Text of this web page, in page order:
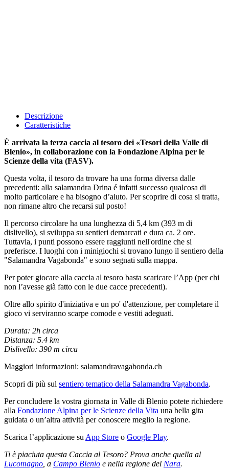
Descrizione
Caratteristiche
È arrivata la terza caccia al tesoro dei «Tesori della Valle di
Blenio», in collaborazione con la Fondazione Alpina per le
Scienze della vita (FASV).
Questa volta, il tesoro da trovare ha una forma diversa dalle
precedenti: alla salamandra Drina é infatti successo qualcosa di
molto particolare e ha bisogno d’aiuto. Per scoprire di cosa si tratta,
non rimane altro che recarsi sul posto!
Il percorso circolare ha una lunghezza di 5,4 km (393 m di
dislivello), si sviluppa su sentieri demarcati e dura ca. 2 ore.
Tuttavia, i punti possono essere raggiunti nell'ordine che si
preferisce. I luoghi con i minigiochi si trovano lungo il sentiero della
"Salamandra Vagabonda" e sono segnati sulla mappa.
Per poter giocare alla caccia al tesoro basta scaricare l’App (per chi
non l’avesse già fatto con le due cacce precedenti).
Oltre allo spirito d'iniziativa e un po' d'attenzione, per completare il
gioco vi serviranno scarpe comode e vestiti adeguati.
Durata: 2h circa
Distanza: 5.4 km
Dislivello: 390 m circa
Maggiori informazioni: salamandravagabonda.ch
Scopri di più sul sentiero tematico della Salamandra Vagabonda.
Per concludere la vostra giornata in Valle di Blenio potete richiedere
alla Fondazione Alpina per le Scienze della Vita una bella gita
guidata o un’altra attività per conoscere meglio la regione.
Scarica l’applicazione suApp Store o Google Play.
Ti è piaciuta questa Caccia al Tesoro? Prova anche quella al
Lucomagno, a Campo Blenio e nella regione del Nara.